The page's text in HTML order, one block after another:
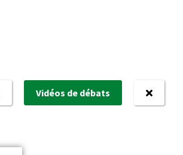
Vidéos de débats